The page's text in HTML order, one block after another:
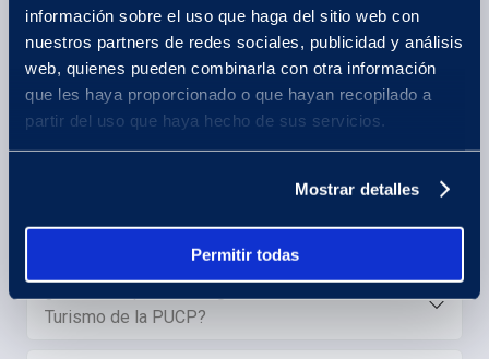
información sobre el uso que haga del sitio web con
nuestros partners de redes sociales, publicidad y análisis
web, quienes pueden combinarla con otra información
que les haya proporcionado o que hayan recopilado a
partir del uso que haya hecho de sus servicios.
Mostrar detalles
Permitir todas
Conoce más de Turismo
¿Qué aprenderás en la carrera de Turismo en la
PUCP?
ti?
Turismo de la PUCP?